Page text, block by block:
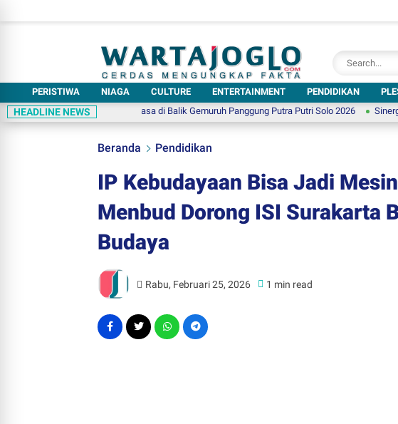
PERISTIWA NIAGA CULTURE ENTERTAINMENT PENDIDIKAN
HEADLINE NEWS
Talenta Luar Biasa di Balik Gemuruh Panggung Putra Putri Solo 2026 Sinergi Jadi
Beranda Pendidikan
IP Kebudayaan Bisa Jadi
Menbud Dorong ISI Surakarta
Budaya
Rabu, Februari 25, 2026 1 min read